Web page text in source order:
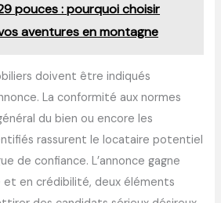
pouces : pourquoi choisir
aventures en montagne
doivent être indiqués
La conformité aux normes
du bien ou encore les
rassurent le locataire potentiel
de confiance. L’annonce gagne
et en crédibilité, deux éléments